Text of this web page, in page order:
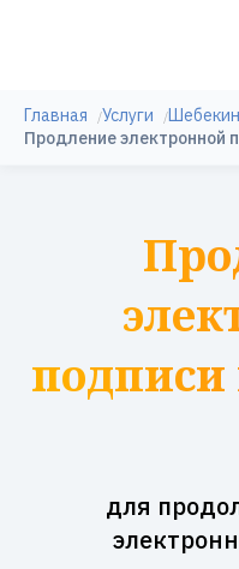
Главная Услуги
Продление электронной
для